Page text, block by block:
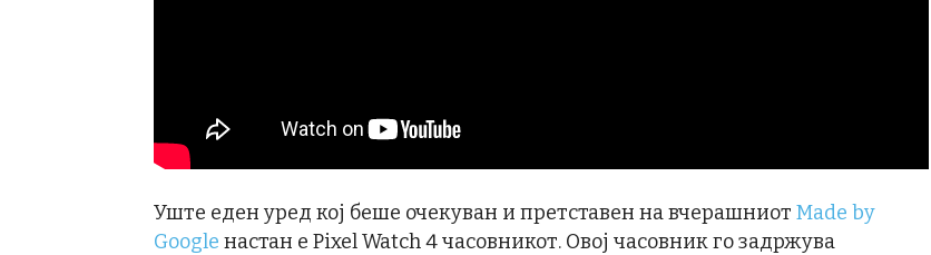
Уште еден уред кој беше очекуван и претставен на вчерашниот Made by
Google настан е Pixel Watch 4 часовникот. Овој часовник го задржува